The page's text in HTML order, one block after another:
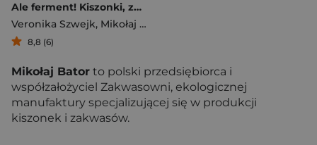
Ale ferment! Kiszonki, zakwasy i przepisy na dania wspierające twój mikrobiom
Veronika Szwejk, Mikołaj Bator
8,8 (6)
Mikołaj Bator to polski przedsiębiorca i
współzałożyciel Zakwasowni, ekologicznej
manufaktury specjalizującej się w produkcji
kiszonek i zakwasów.